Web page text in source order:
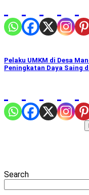
Pelaku UMKM di Desa
Peningkatan Daya Saing
Search